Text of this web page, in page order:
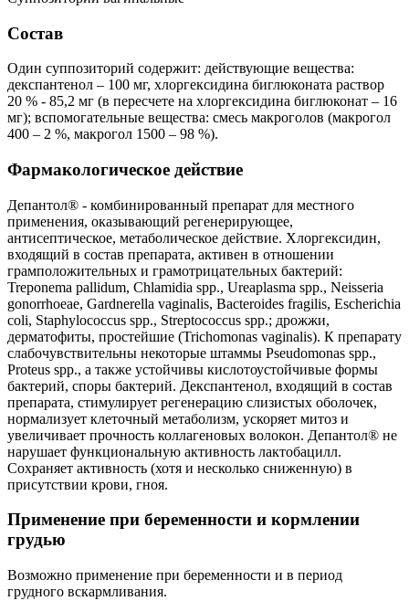
Состав
Один суппозиторий содержит: действующие вещества:
декспантенол – 100 мг, хлоргексидина биглюконата раствор
20 % - 85,2 мг (в пересчете на хлоргексидина биглюконат – 16
мг); вспомогательные вещества: смесь макроголов (макрогол
400 – 2 %, макрогол 1500 – 98 %).
Фармакологическое действие
Депантол® - комбинированный препарат для местного
применения, оказывающий регенерирующее,
антисептическое, метаболическое действие. Хлоргексидин,
входящий в состав препарата, активен в отношении
грамположительных и грамотрицательных бактерий:
Treponema pallidum, Chlamidia spp., Ureaplasma spp., Neisseria
gonorrhoeae, Gardnerella vaginalis, Bacteroides fragilis, Escherichia
coli, Staphylococcus spp., Streptococcus spp.; дрожжи,
дерматофиты, простейшие (Trichomonas vaginalis). К препарату
слабочувствительны некоторые штаммы Pseudomonas spp.,
Proteus spp., а также устойчивы кислотоустойчивые формы
бактерий, споры бактерий. Декспантенол, входящий в состав
препарата, стимулирует регенерацию слизистых оболочек,
нормализует клеточный метаболизм, ускоряет митоз и
увеличивает прочность коллагеновых волокон. Депантол® не
нарушает функциональную активность лактобацилл.
Сохраняет активность (хотя и несколько сниженную) в
присутствии крови, гноя.
Применение при беременности и кормлении
грудью
Возможно применение при беременности и в период
грудного вскармливания.